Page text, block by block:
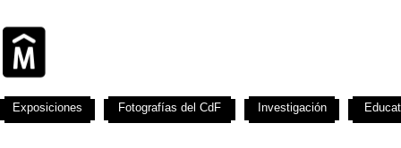
Exposiciones Fotografías del CdF Investigación